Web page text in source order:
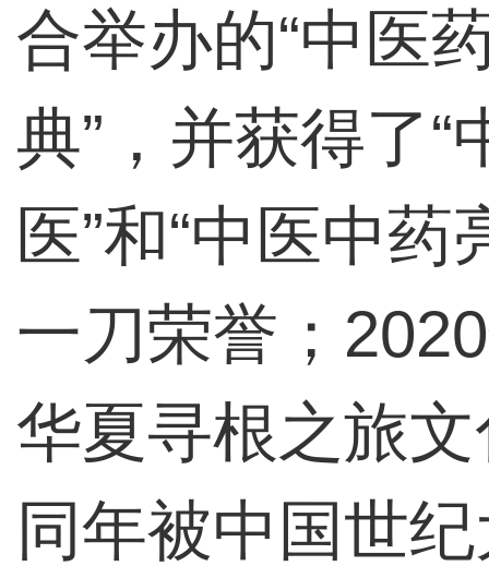
合举办的“中医
典”，并获得了“
医”和“中医中
一刀荣誉；
华夏寻根之旅
同年被中国世